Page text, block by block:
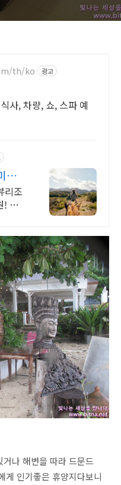
th/ko 광고
사, 차량, 쇼, 스파 예
국
리조
! 전
나 해변을 따라 드문드
게 인기좋은 휴양지다보니